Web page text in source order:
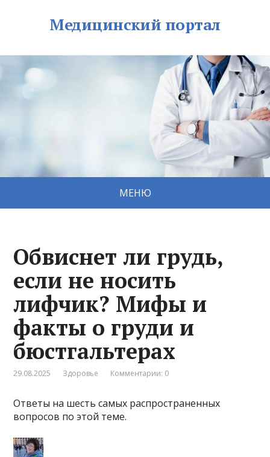
Медицинский портал
МЕНЮ
Обвиснет ли грудь,
если не носить
лифчик? Мифы и
факты о груди и
бюстгальтерах
29.08.2025 Здоровье Комментарии: 0
Ответы на шесть самых распространенных
вопросов по этой теме.